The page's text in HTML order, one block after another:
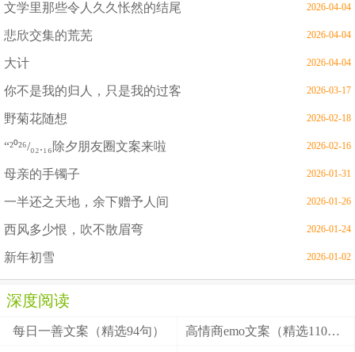
文学里那些令人久久怅然的结尾 2026-04-04
悲欣交集的荒芜 2026-04-04
大计 2026-04-04
你不是我的归人，只是我的过客 2026-03-17
野菊花随想 2026-02-18
“²⁰²⁶/₀₂.₁₆除夕朋友圈文案来啦 2026-02-16
母亲的手镯子 2026-01-31
一半还之天地，余下赠予人间 2026-01-26
西风多少恨，吹不散眉弯 2026-01-24
新年初雪 2026-01-02
深度阅读
每日一善文案（精选94句） 高情商emo文案（精选110句）